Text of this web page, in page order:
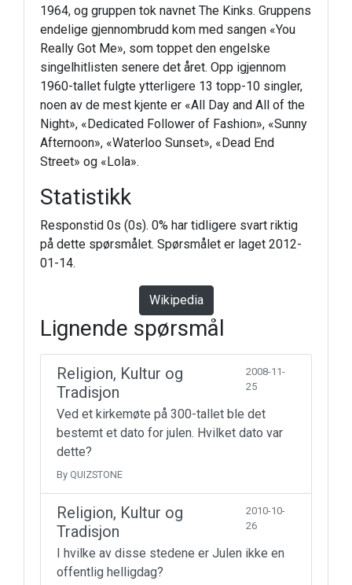
1964, og gruppen tok navnet The Kinks. Gruppens
endelige gjennombrudd kom med sangen «You
Really Got Me», som toppet den engelske
singelhitlisten senere det året. Opp igjennom
1960-tallet fulgte ytterligere 13 topp-10 singler,
noen av de mest kjente er «All Day and All of the
Night», «Dedicated Follower of Fashion», «Sunny
Afternoon», «Waterloo Sunset», «Dead End
Street» og «Lola».
Statistikk
Responstid 0s (0s). 0% har tidligere svart riktig
på dette spørsmålet. Spørsmålet er laget 2012-
01-14.
Wikipedia
Lignende spørsmål
Religion, Kultur og
Tradisjon
2008-11-
25
Ved et kirkemøte på 300-tallet ble det
bestemt et dato for julen. Hvilket dato var
dette?
By QUIZSTONE
Religion, Kultur og
Tradisjon
2010-10-
26
I hvilke av disse stedene er Julen ikke en
offentlig helligdag?